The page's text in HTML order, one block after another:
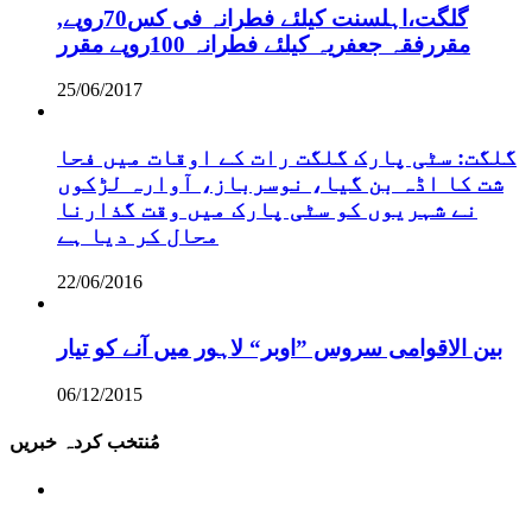
,گلگت،اہلسنت کیلئے فطرانہ فی کس70روپے
مقررفقہ جعفریہ کیلئے فطرانہ 100روپے مقرر
25/06/2017
گلگت: سٹی پارک گلگت رات کے اوقات میں فحا
شت کا اڈہ بن گیا، نوسرباز، آوارہ لڑکوں
نے شہریوں کو سٹی پارک میں وقت گذارنا
محال کر دیا ہے
22/06/2016
بین الاقوامی سروس ”اوبر“ لاہور میں آنے کو تیار
06/12/2015
مُنتخب کردہ خبریں